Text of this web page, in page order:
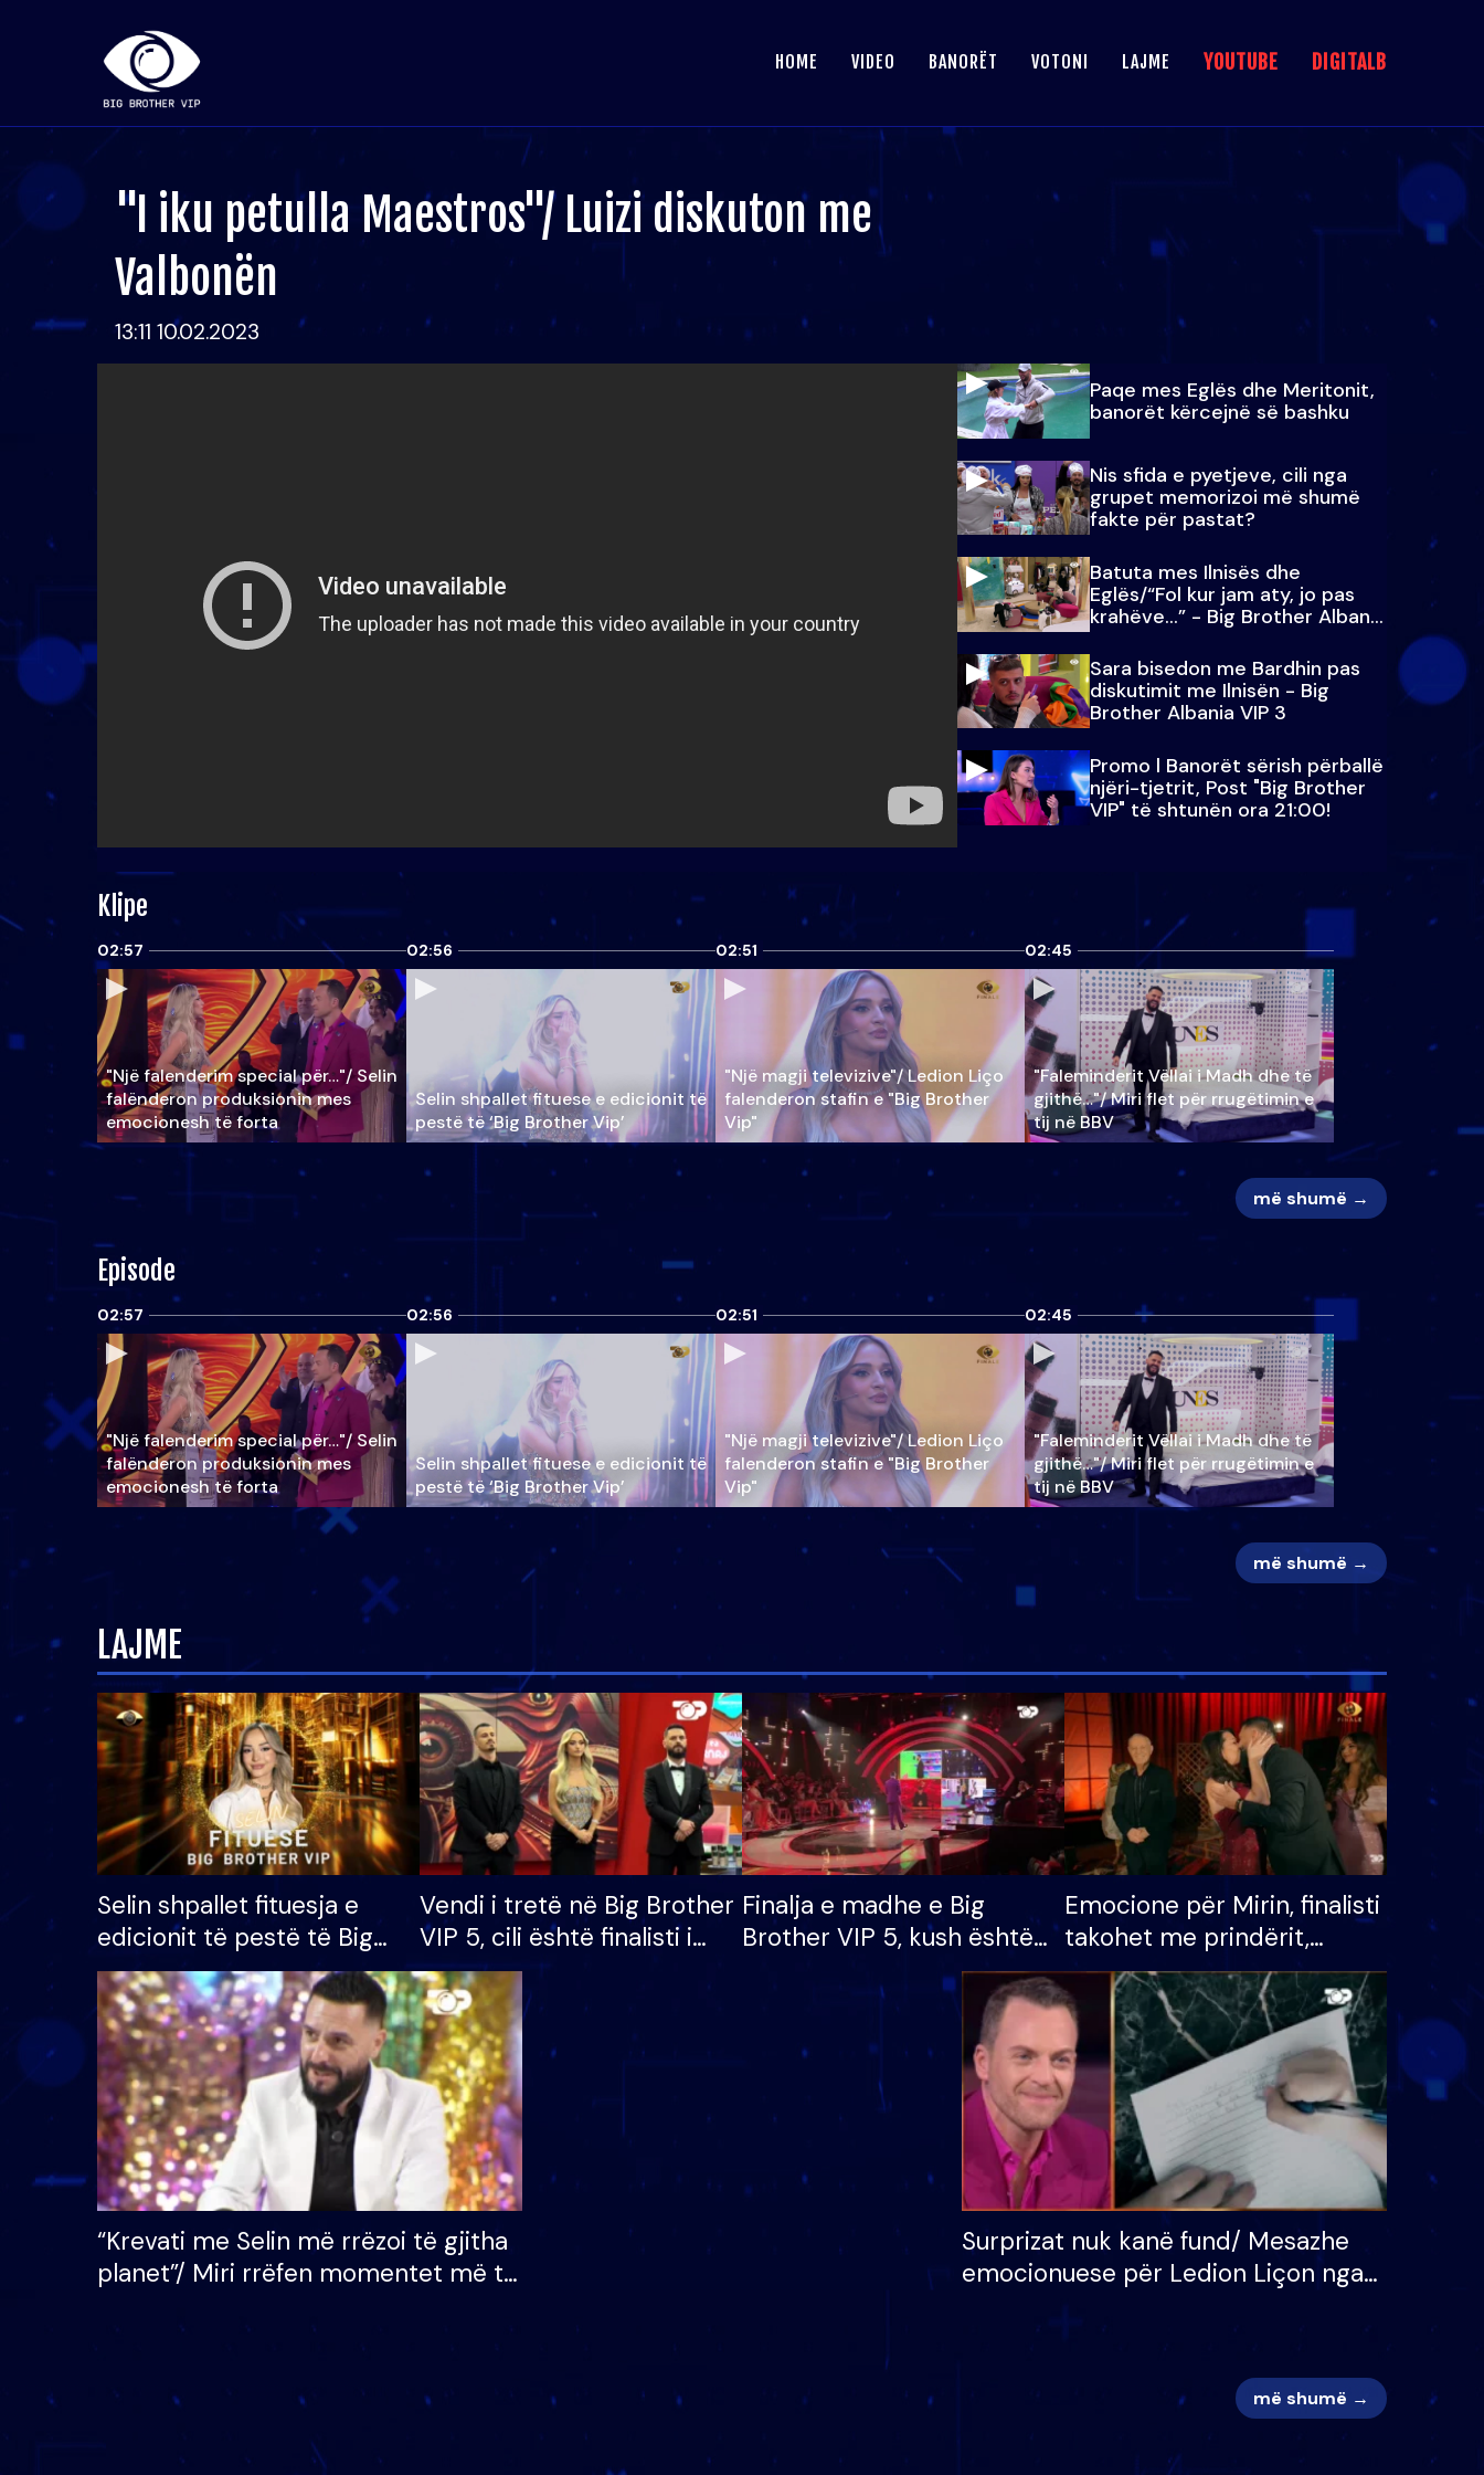
HOME VIDEO BANORËT VOTONI LAJME YOUTUBE DIGITALB
"I iku petulla Maestros"/ Luizi diskuton me
Valbonën
13:11 10.02.2023
Paqe mes Eglës dhe Meritonit,
banorët kërcejnë së bashku
Nis sfida e pyetjeve, cili nga
grupet memorizoi më shumë
fakte për pastat?
Batuta mes Ilnisës dhe
Eglës/“Fol kur jam aty, jo pas
krahëve…” - Big Brother Albania
VIP 3
Sara bisedon me Bardhin pas
diskutimit me Ilnisën - Big
Brother Albania VIP 3
Promo l Banorët sërish përballë
njëri-tjetrit, Post "Big Brother
VIP" të shtunën ora 21:00!
Klipe
02:57
"Një falenderim special për…"/ Selin
falënderon produksionin mes
emocionesh të forta
02:56
Selin shpallet fituese e edicionit të
pestë të ‘Big Brother Vip’
02:51
"Një magji televizive"/ Ledion Liço
falenderon stafin e "Big Brother
Vip"
02:45
"Faleminderit Vëllai i Madh dhe të
gjithë…"/ Miri flet për rrugëtimin e
tij në BBV
më shumë →
Episode
02:57
"Një falenderim special për…"/ Selin
falënderon produksionin mes
emocionesh të forta
02:56
Selin shpallet fituese e edicionit të
pestë të ‘Big Brother Vip’
02:51
"Një magji televizive"/ Ledion Liço
falenderon stafin e "Big Brother
Vip"
02:45
"Faleminderit Vëllai i Madh dhe të
gjithë…"/ Miri flet për rrugëtimin e
tij në BBV
më shumë →
LAJME
Selin shpallet fituesja e
edicionit të pestë të Big
Brother VIP, rrëmben
çmimin e madh prej 100
mijë eurosh
Vendi i tretë në Big Brother
VIP 5, cili është finalisti i
radhës që lë shtëpinë
Finalja e madhe e Big
Brother VIP 5, kush është
banori i parë që lë shtëpinë
dhe humb mundësinë për
të fituar çmimin e madh
Emocione për Mirin, finalisti
takohet me prindërit,
vajzën dhe bashkëshorten:
S’kemi ndonjë letër divorci
apo jo?
“Krevati me Selin më rrëzoi të gjitha
planet”/ Miri rrëfen momentet më të
mungojë zilja e mëngjesit kur…
Surprizat nuk kanë fund/ Mesazhe
emocionuese për Ledion Liçon nga
më shumë →